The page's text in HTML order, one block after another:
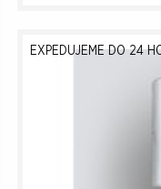
EXPEDUJEME DO 24